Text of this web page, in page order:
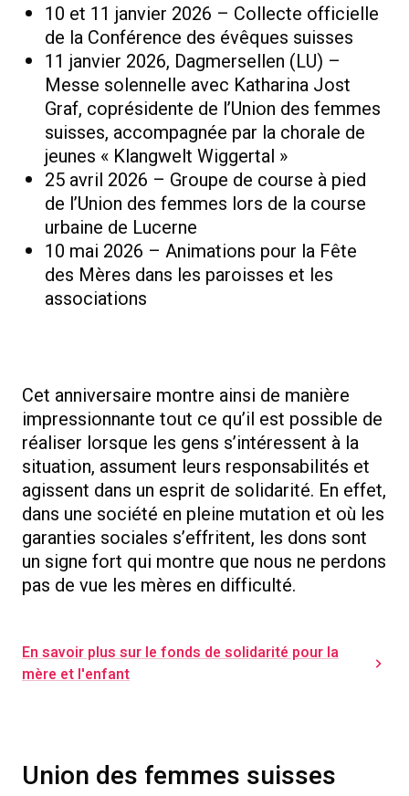
10 et 11 janvier 2026 – Collecte officielle
de la Conférence des évêques suisses
11 janvier 2026, Dagmersellen (LU) –
Messe solennelle avec Katharina Jost
Graf, coprésidente de l’Union des femmes
suisses, accompagnée par la chorale de
jeunes « Klangwelt Wiggertal »
25 avril 2026 – Groupe de course à pied
de l’Union des femmes lors de la course
urbaine de Lucerne
10 mai 2026 – Animations pour la Fête
des Mères dans les paroisses et les
associations
Cet anniversaire montre ainsi de manière
impressionnante tout ce qu’il est possible de
réaliser lorsque les gens s’intéressent à la
situation, assument leurs responsabilités et
agissent dans un esprit de solidarité. En effet,
dans une société en pleine mutation et où les
garanties sociales s’effritent, les dons sont
un signe fort qui montre que nous ne perdons
pas de vue les mères en difficulté.
En savoir plus sur le fonds de solidarité pour la
mère et l'enfant
Union des femmes suisses